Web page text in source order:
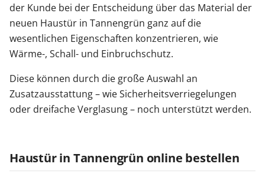
der Kunde bei der Entscheidung über das Material der
neuen Haustür in Tannengrün ganz auf die
wesentlichen Eigenschaften konzentrieren, wie
Wärme-, Schall- und Einbruchschutz.
Diese können durch die große Auswahl an
Zusatzausstattung – wie Sicherheitsverriegelungen
oder dreifache Verglasung – noch unterstützt werden.
Haustür in Tannengrün online bestellen